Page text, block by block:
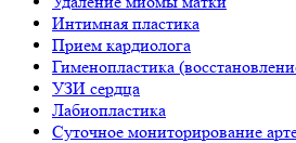
Интимная пластика
Прием кардиолога
Гименопластика
УЗИ сердца
Лабиопластика
Суточное мониторирование